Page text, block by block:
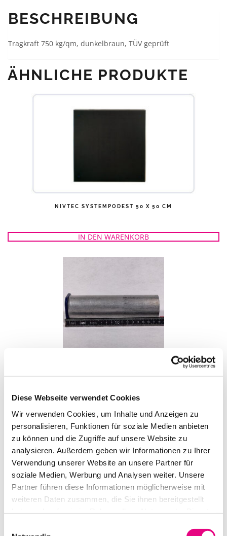
Diese Webseite verwendet Cookies
Wir verwenden Cookies, um Inhalte und Anzeigen zu
personalisieren, Funktionen für soziale Medien anbieten
zu können und die Zugriffe auf unsere Website zu
analysieren. Außerdem geben wir Informationen zu Ihrer
Verwendung unserer Website an unsere Partner für
soziale Medien, Werbung und Analysen weiter. Unsere
Partner führen diese Informationen möglicherweise mit
weiteren Daten zusammen, die Sie ihnen bereitgestellt
BESCHREIBUNG
Tragkraft 750 kg/qm, dunkelbraun, TÜV geprüft
ÄHNLICHE PRODUKTE
NIVTEC SYSTEMPODEST 50 X 50 CM
IN DEN WARENKORB
IN DEN WARENKORB